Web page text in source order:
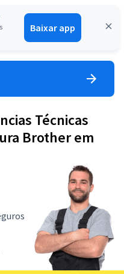
Baixar app
Entrar
Técnicas
Brother em